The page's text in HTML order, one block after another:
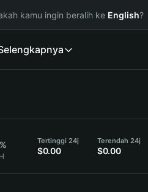
kamu ingin beralih ke English?
Tertinggi 24j
$0.00
Terendah 24j
$0.00